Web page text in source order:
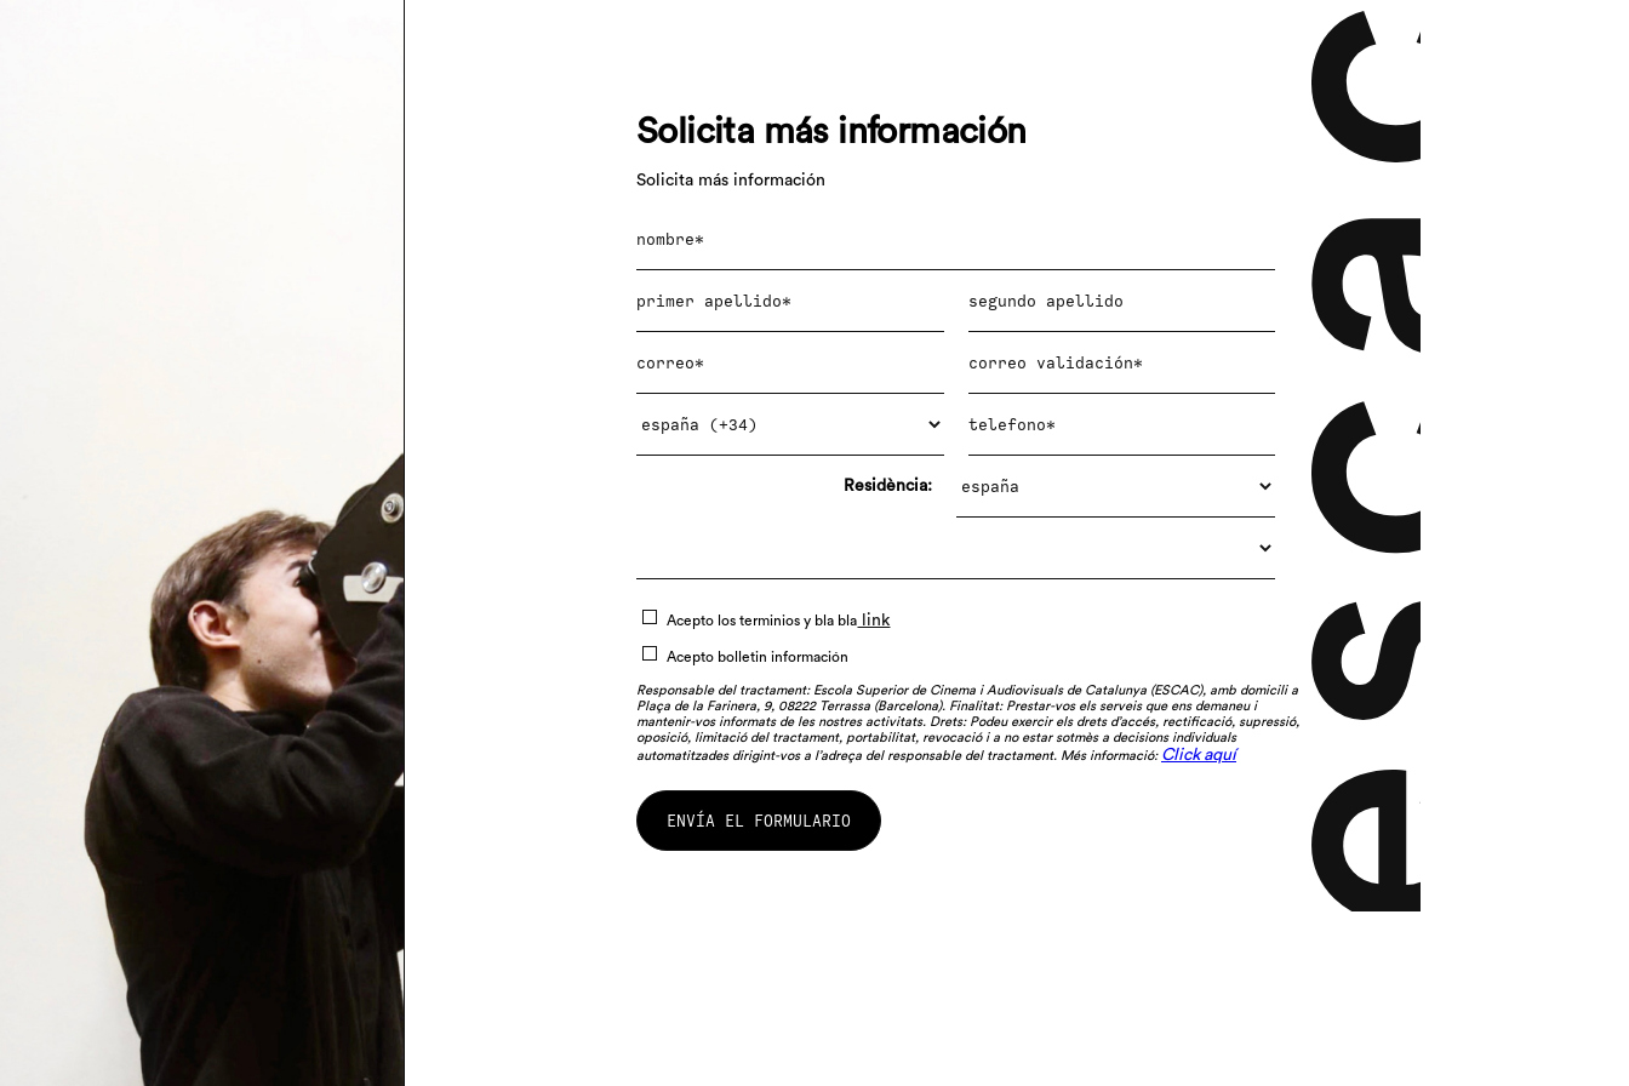
Solicita más información
Solicita más información
Residència:
Acepto los terminios y bla bla link
Acepto bolletin información
Responsable del tractament: Escola Superior de Cinema i Audiovisuals de Catalunya (ESCAC), amb domicili a
Plaça de la Farinera, 9, 08222 Terrassa (Barcelona). Finalitat: Prestar-vos els serveis que ens demaneu i
mantenir-vos informats de les nostres activitats. Drets: Podeu exercir els drets d’accés, rectificació, supressió,
oposició, limitació del tractament, portabilitat, revocació i a no estar sotmès a decisions individuals
automatitzades dirigint-vos a l’adreça del responsable del tractament. Més informació: Click aquí
ENVÍA EL FORMULARIO